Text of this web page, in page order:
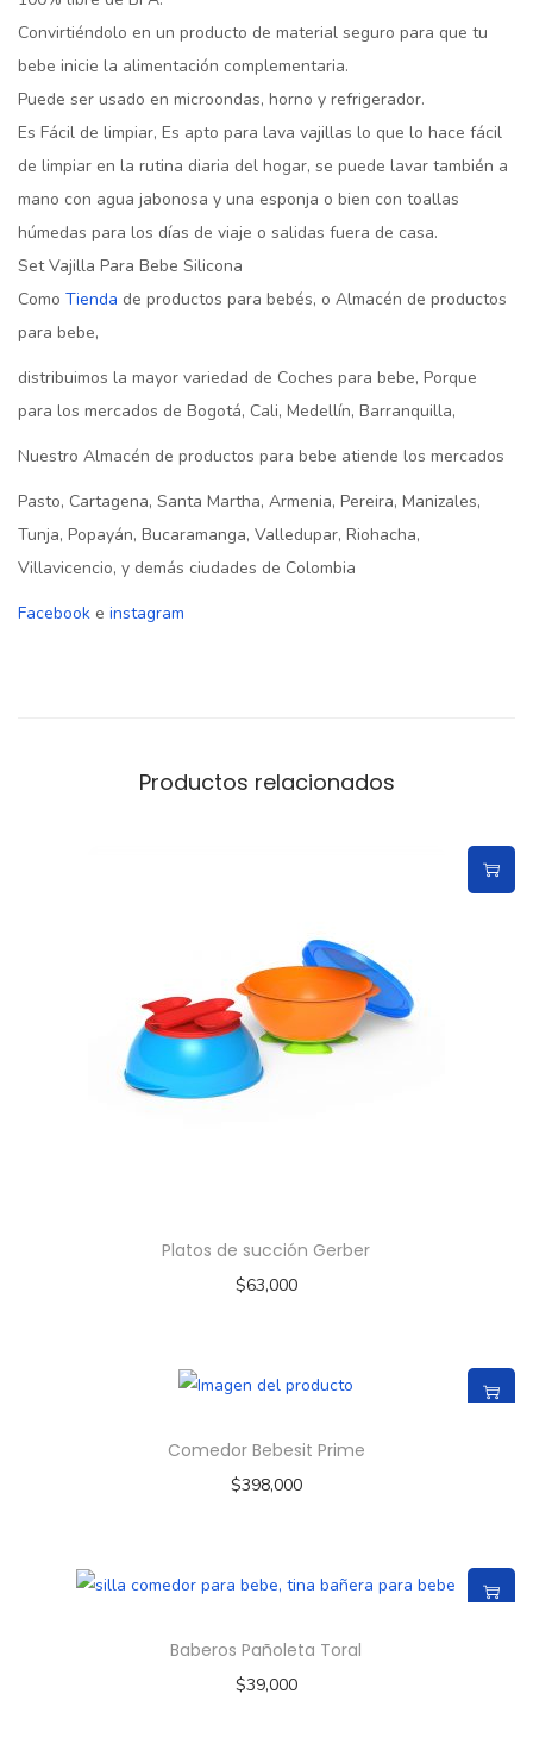
Convirtiéndolo en un producto de material seguro para que tu
bebe inicie la alimentación complementaria.
Puede ser usado en microondas, horno y refrigerador.
Es Fácil de limpiar, Es apto para lava vajillas lo que lo hace fácil
de limpiar en la rutina diaria del hogar, se puede lavar también a
mano con agua jabonosa y una esponja o bien con toallas
húmedas para los días de viaje o salidas fuera de casa.
Set Vajilla Para Bebe Silicona
Como Tienda de productos para bebés, o Almacén de productos
para bebe,
distribuimos la mayor variedad de Coches para bebe, Porque
para los mercados de Bogotá, Cali, Medellín, Barranquilla,
Nuestro Almacén de productos para bebe atiende los mercados
Pasto, Cartagena, Santa Martha, Armenia, Pereira, Manizales,
Tunja, Popayán, Bucaramanga, Valledupar, Riohacha,
Villavicencio, y demás ciudades de Colombia
Facebook e instagram
Productos relacionados
Platos de succión Gerber
$63,000
Comedor Bebesit Prime
$398,000
Baberos Pañoleta Toral
$39,000